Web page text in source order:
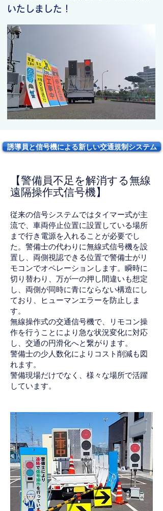
いたしました！
誘導員と信号機による新しい交通規制システム
【警備員不足を解消する無線
遠隔操作式信号機】
従来の信号システムではタイマー式が主
流で、車両停止位置に設置している場所
まで行き電源を入れることが必要でし
た。警備士の代わりに無線式信号機を設
置し、両側視認できる位置で警備士がリ
モコンでオペレーションします。瞬時に
切り替わり、万が一の押し間違いも想定
し、両側が同時に青にならない構造にし
ており、ヒューマンエラーを防止しま
す。
無線操作式の交通信号機で、リモコン操
作を行うことにより急な状況変化に対応
し、交通の円滑化へと繋がります。
警備士の少人数化によりコスト削減も図
れます。
警備現場だけでなく、様々な場所で活躍
しています。